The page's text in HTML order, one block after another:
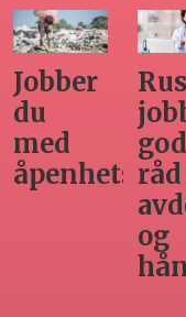
ved
oppsigelse
råd